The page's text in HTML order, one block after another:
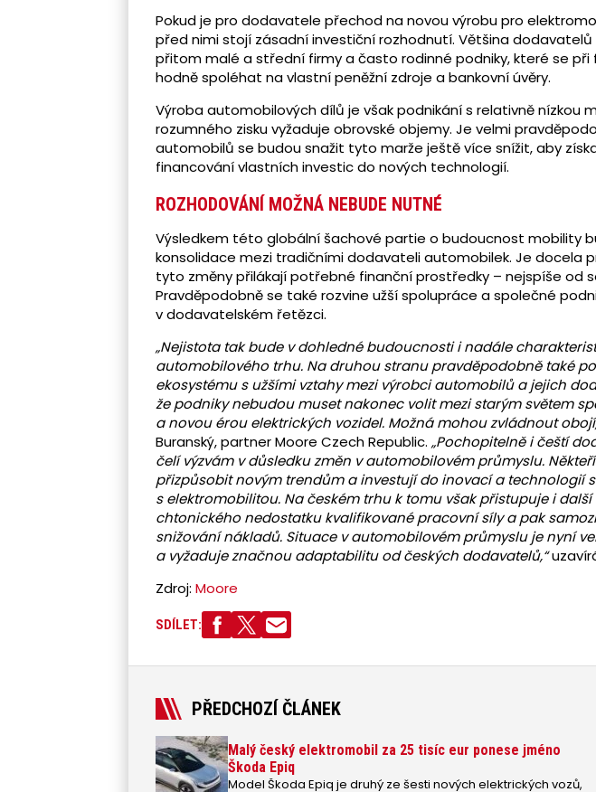
Pokud je pro dodavatele přechod na novou výrobu pro
před nimi stojí zásadní investiční rozhodnutí. Většina dodavatelů
přitom malé a střední firmy a často rodinné podniky, které se při
hodně spoléhat na vlastní peněžní zdroje a bankovní úvěry.
Výroba automobilových dílů je však podnikání s relativně nízkou
rozumného zisku vyžaduje obrovské objemy. Je velmi
automobilů se budou snažit tyto marže ještě více snížit, aby
financování vlastních investic do nových technologií.
ROZHODOVÁNÍ MOŽNÁ NEBUDE NUTNÉ
Výsledkem této globální šachové partie o budoucnost mobility
konsolidace mezi tradičními dodavateli automobilek. Je docela
tyto změny přilákají potřebné finanční prostředky – nejspíše od
Pravděpodobně se také rozvine užší spolupráce a společné
v dodavatelském řetězci.
„Nejistota tak bude v dohledné budoucnosti i nadále
automobilového trhu. Na druhou stranu pravděpodobně také
ekosystému s užšími vztahy mezi výrobci automobilů a jejich
že podniky nebudou muset nakonec volit mezi starým světem
a novou érou elektrických vozidel. Možná mohou zvládnout
Buranský, partner Moore Czech Republic. „Pochopitelně i čeští
čelí výzvám v důsledku změn v automobilovém průmyslu.
přizpůsobit novým trendům a investují do inovací a technologií
s elektromobilitou. Na českém trhu k tomu však přistupuje i další
chtonického nedostatku kvalifikované pracovní síly a pak
snižování nákladů. Situace v automobilovém průmyslu je nyní
a vyžaduje značnou adaptabilitu od českých dodavatelů,“
Zdroj: Moore
SDÍLET:
PŘEDCHOZÍ ČLÁNEK
Malý český elektromobil za 25 tisíc eur ponese jméno
Škoda Epiq
Model Škoda Epiq je druhý ze šesti nových elektrických vozů,